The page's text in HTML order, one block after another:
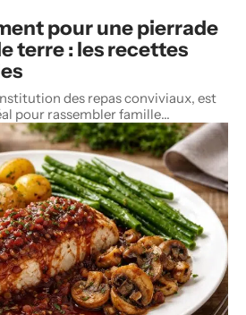
pour une pierrade
terre : les recettes
des repas conviviaux, est
pour rassembler famille…